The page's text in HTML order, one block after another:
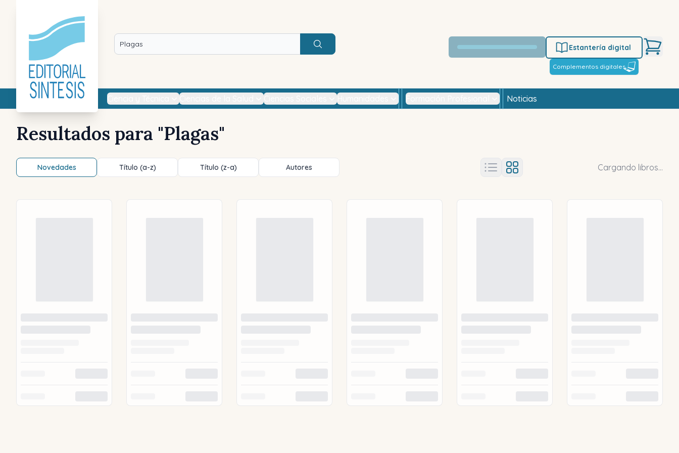
Buscar
Estantería digital
Complementos digitales
Noticias
Resultados para "Plagas"
Novedades Título (a-z) Título (z-a) Autores Cargando libros...